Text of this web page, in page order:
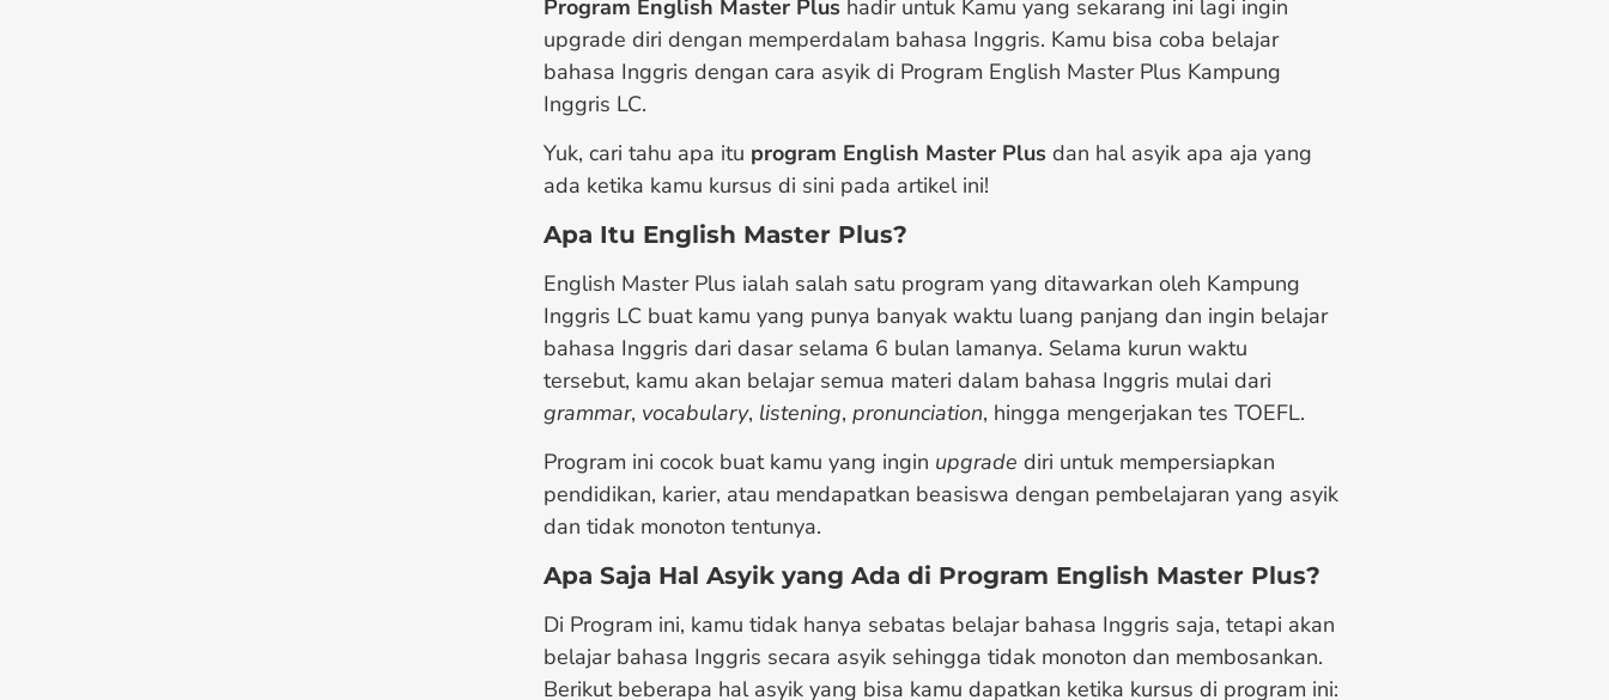
Program English Master Plus hadir untuk Kamu yang sekarang ini lagi ingin
upgrade diri dengan memperdalam bahasa Inggris. Kamu bisa coba belajar
bahasa Inggris dengan cara asyik di Program English Master Plus Kampung
Inggris LC.
Yuk, cari tahu apa itu program English Master Plus dan hal asyik apa aja yang
ada ketika kamu kursus di sini pada artikel ini!
Apa Itu English Master Plus?
English Master Plus ialah salah satu program yang ditawarkan oleh Kampung
Inggris LC buat kamu yang punya banyak waktu luang panjang dan ingin belajar
bahasa Inggris dari dasar selama 6 bulan lamanya. Selama kurun waktu
tersebut, kamu akan belajar semua materi dalam bahasa Inggris mulai dari
grammar, vocabulary, listening, pronunciation, hingga mengerjakan tes TOEFL.
Program ini cocok buat kamu yang ingin upgrade diri untuk mempersiapkan
pendidikan, karier, atau mendapatkan beasiswa dengan pembelajaran yang asyik
dan tidak monoton tentunya.
Apa Saja Hal Asyik yang Ada di Program English Master Plus?
Di Program ini, kamu tidak hanya sebatas belajar bahasa Inggris saja, tetapi akan
belajar bahasa Inggris secara asyik sehingga tidak monoton dan membosankan.
Berikut beberapa hal asyik yang bisa kamu dapatkan ketika kursus di program ini: